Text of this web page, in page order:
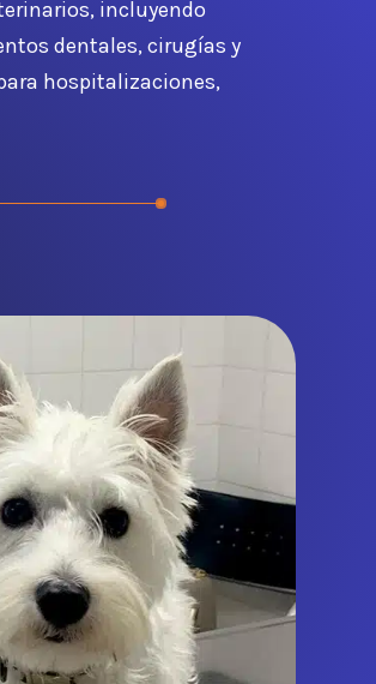
incluyendo
dentales, cirugías y
hospitalizaciones,